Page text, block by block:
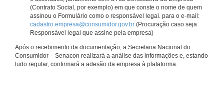
(Contrato Social, por exemplo) em que conste o nome de quem
assinou o Formulário como o responsável legal. para o e-mail:
cadastro.empresa@consumidor.gov.br (Procuração caso seja
Responsável legal que assine pela empresa)
Após o recebimento da documentação, a Secretaria Nacional do
Consumidor – Senacon realizará a análise das informações e, estando
tudo regular, confirmará a adesão da empresa à plataforma.